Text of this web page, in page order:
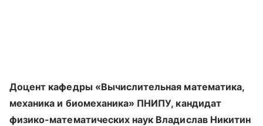
Доцент кафедры «Вычислительная математика,
механика и биомеханика» ПНИПУ, кандидат
физико-математических наук Владислав Никитин